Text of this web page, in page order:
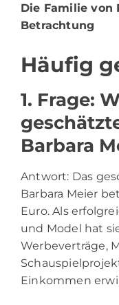
Die Familie von
Betrachtung
Häufig
1. Frage:
Barbara
Antwort: Das
Barbara Meier
Euro. Als
und Model hat
Werbeverträge,
Einkommen